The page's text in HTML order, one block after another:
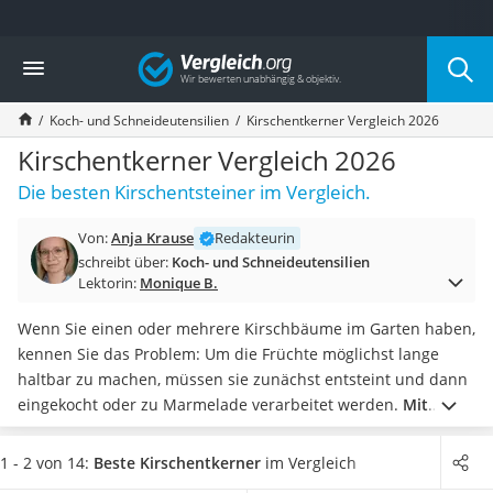
Die beliebtesten Vergleiche nach Kategorie
Haushalt
Wassersprudler
Zentralstaubsauger
Brotbackautomat
Wischroboter
Wäschespinne
Spülmaschinentabs
Akku-Staubsauger
AEG-Waschmaschine
Saug-Wisch-Roboter
Handstaubsauger
Milchaufschäumer
Kondenstrockner
Reiskocher
Vergleich
Koch- und Schneideutensilien Kirschentkerner Vergleich 2026
Kirschentkerner Vergleich 2026
Die besten Kirschentsteiner im Vergleich.
Von:Anja Krause
Redakteurin
schreibt über: Koch- und Schneideutensilien
Lektorin: Monique B.
Wenn Sie einen oder mehrere Kirschbäume im Garten haben,
kennen Sie das Problem: Um die Früchte möglichst lange
haltbar zu machen, müssen sie zunächst entsteint und dann
eingekocht oder zu Marmelade verarbeitet werden. Mit
einem Kirschentkerner geht diese Aufgabe schnell und
einfach von der Hand. Für große Mengen der roten Früchte
1 - 2 von 14: Beste Kirschentkerner im Vergleich